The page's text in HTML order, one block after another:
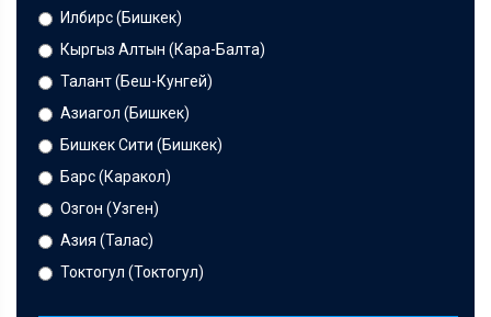
Илбирс (Бишкек)
Кыргыз Алтын (Кара-Балта)
Талант (Беш-Кунгей)
Азиагол (Бишкек)
Бишкек Сити (Бишкек)
Барс (Каракол)
Озгон (Узген)
Азия (Талас)
Токтогул (Токтогул)